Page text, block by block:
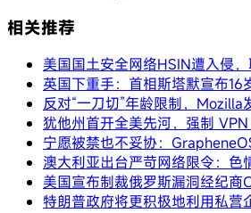
相关推荐
美国国土安全网络HSIN遭入侵
英国下重手：首相斯塔默宣布
反对“一刀切”年龄限制，
犹他州首开全美先河，强制
宁愿被禁也不妥协：
澳大利亚出台严苛网络限令：
美国宣布制裁俄罗斯漏洞经纪
特朗普政府将更积极地利用私营